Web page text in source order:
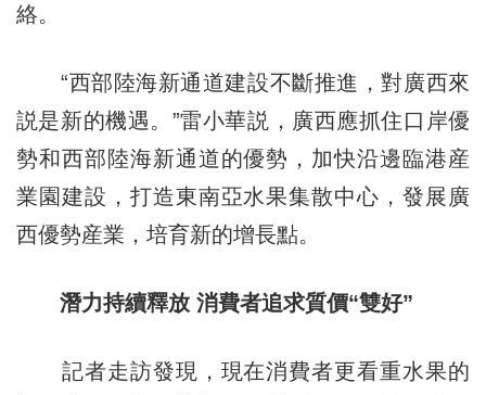
絡。
“西部陸海新通道建設不斷推進，對廣西來
説是新的機遇。”雷小華説，廣西應抓住口岸優
勢和西部陸海新通道的優勢，加快沿邊臨港産
業園建設，打造東南亞水果集散中心，發展廣
西優勢産業，培育新的增長點。
潛力持續釋放 消費者追求質價“雙好”
記者走訪發現，現在消費者更看重水果的